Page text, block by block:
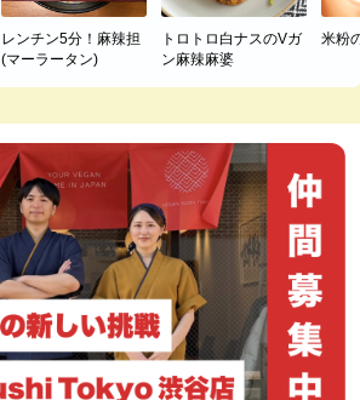
レンチン5分！麻辣担
(マーラータン)
トロトロ白ナスのVガ
ン麻辣麻婆
米粉